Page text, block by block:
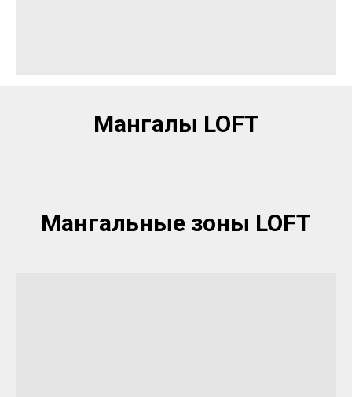
Мангалы LOFT
Мангальные зоны LOFT